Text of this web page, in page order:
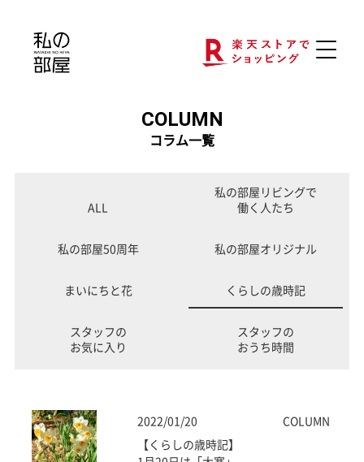
COLUMN
コラム一覧
ALL
私の部屋リビングで
働く人たち
私の部屋50周年 私の部屋オリジナル
まいにちと花 くらしの歳時記
スタッフの
お気に入り
スタッフの
おうち時間
2022/01/20 COLUMN
【くらしの歳時記】